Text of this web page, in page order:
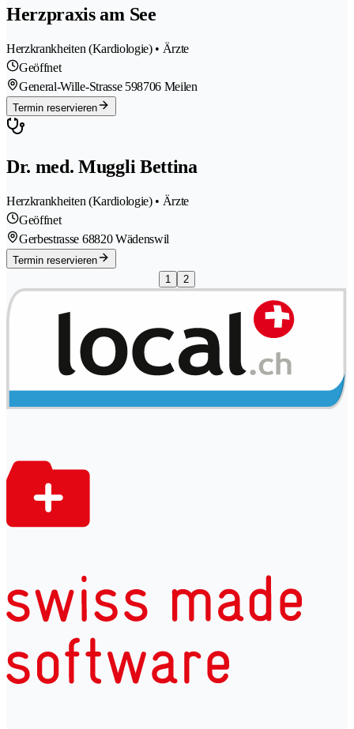
Herzpraxis am See
Herzkrankheiten (Kardiologie) • Ärzte
Geöffnet
General-Wille-Strasse 598706 Meilen
Termin reservieren
Dr. med. Muggli Bettina
Herzkrankheiten (Kardiologie) • Ärzte
Geöffnet
Gerbestrasse 68820 Wädenswil
Termin reservieren
1
2